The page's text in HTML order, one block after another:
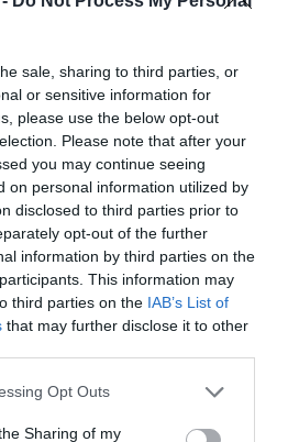
sale, sharing to third parties, or
or sensitive information for
please use the below opt-out
Please note that after your
you may continue seeing
on personal information utilized by
disclosed to third parties prior to
opt-out of the further
information by third parties on the
This information may
third parties on the IAB’s List of
that may further disclose it to other
Opt Outs
Sharing of my
formalmente a través de un escrito
formación, supone un giro radical y una
el bálsamo de Fierabrás
no hay explicaciones
29/05/2026
semanas han sido un calvario judicial
y su partido y, en política, pocas
tan antiguas y eficaces como recurrir a
la conspiración cuando las explicaciones
Y eso es exactamente lo que el
Sánchez...